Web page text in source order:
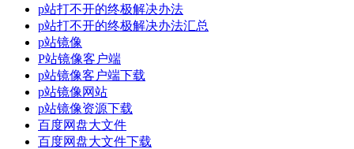
p站打不开的终极解决办法
p站打不开的终极解决办法汇总
p站镜像
P站镜像客户端
p站镜像客户端下载
p站镜像网站
p站镜像资源下载
百度网盘大文件
百度网盘大文件下载